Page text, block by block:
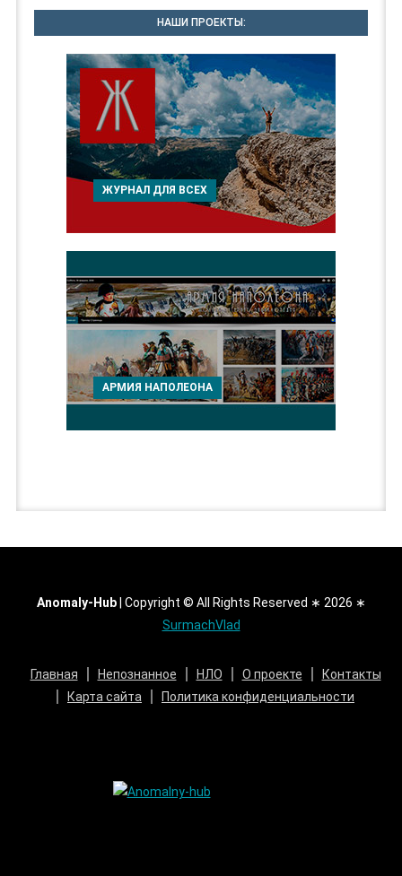
НАШИ ПРОЕКТЫ:
ЖУРНАЛ ДЛЯ ВСЕХ
АРМИЯ НАПОЛЕОНА
Anomaly-Hub Copyright © All Rights Reserved ∗ 2026 ∗
SurmachVlad
Главная Непознанное НЛО О проекте
Контакты
Карта сайта
Политика конфиденциальности